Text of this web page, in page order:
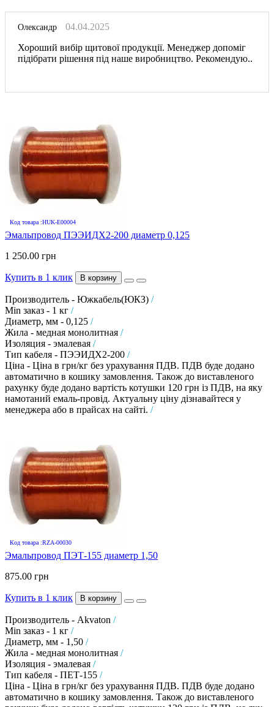
Олександр
04.04.2025
Хороший вибір щитової продукції. Менеджер допоміг
підібрати рішення під наше виробництво. Рекомендую..
Код товара :HUK-E00004
Эмальпровод ПЭЭИДХ2-200 диаметр 0,125
1 250.00 грн
Купить в 1 клик В корзину
Производитель - Южкабель(ЮКЗ) /
Min заказ - 1 кг /
Диаметр, мм - 0,125 /
Жила - медная монолитная /
Изоляция - эмалевая /
Тип кабеля - ПЭЭИДХ2-200 /
Ціна - Ціна в грн/кг без урахування ПДВ. ПДВ буде додано
автоматично в кошику замовлення. Також до виставленого
рахунку буде додано вартість котушки 120 грн із ПДВ, на яку
намотаний емаль-провід. Актуальну ціну дізнавайтеся у
менеджера або в прайсах на сайті. /
Код товара :RZA-00030
Эмальпровод ПЭТ-155 диаметр 1,50
875.00 грн
Купить в 1 клик В корзину
Производитель - Akvaton /
Min заказ - 1 кг /
Диаметр, мм - 1,50 /
Жила - медная монолитная /
Изоляция - эмалевая /
Тип кабеля - ПЕТ-155 /
Ціна - Ціна в грн/кг без урахування ПДВ. ПДВ буде додано
автоматично в кошику замовлення. Також до виставленого